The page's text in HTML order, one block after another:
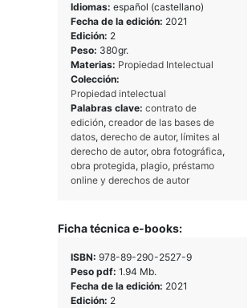
Idiomas: español (castellano)
Fecha de la edición: 2021
Edición: 2
Peso: 380gr.
Materias: Propiedad Intelectual
Colección:
Propiedad intelectual
Palabras clave: contrato de
edición, creador de las bases de
datos, derecho de autor, límites al
derecho de autor, obra fotográfica,
obra protegida, plagio, préstamo
online y derechos de autor
Ficha técnica e-books:
ISBN: 978-89-290-2527-9
Peso pdf: 1.94 Mb.
Fecha de la edición: 2021
Edición: 2